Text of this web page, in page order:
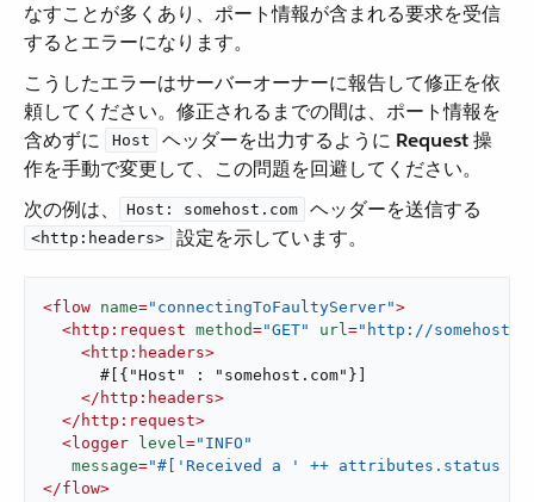
なすことが多くあり、ポート情報が含まれる要求を受信
するとエラーになります。
こうしたエラーはサーバーオーナーに報告して修正を依
頼してください。修正されるまでの間は、ポート情報を
含めずに ​
Host ​ ヘッダーを出力するように ​ Request​ 操
作を手動で変更して、この問題を回避してください。
次の例は、​
Host: somehost.com ​ ヘッダーを送信する ​
<http:headers> ​ 設定を示しています。
<flow name="connectingToFaultyServer">
<http:request method="GET" url="http://
<http:headers>
      #[{"Host" : "somehost.com"}]
</ http:headers>
</ http:request>
<logger level="INFO"
message="#['Received a ' ++ attributes.status
</flow>